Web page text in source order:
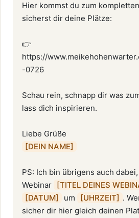
Hier kommst du zum
sicherst dir deine Plätze:
👉
https://
-0726
Schau rein, schnapp dir was
lass dich inspirieren.
[DEIN NAME]
PS: Ich bin übrigens auch
Webinar [TITEL DEINES
[DATUM]
um [UHRZEIT] .